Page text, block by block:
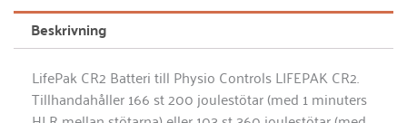
Beskrivning
LifePak CR2 Batteri till Physio Controls LIFEPAK CR2.
Tillhandahåller 166 st 200 joulestötar (med 1 minuters